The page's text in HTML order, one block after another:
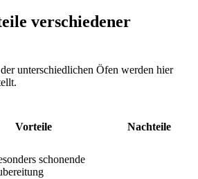
verschiedener
unterschiedlichen Öfen werden hier
Vorteile Nachteile
schonende